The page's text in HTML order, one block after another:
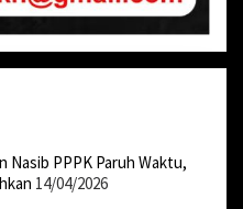
Nasib PPPK Paruh Waktu,
14/04/2026